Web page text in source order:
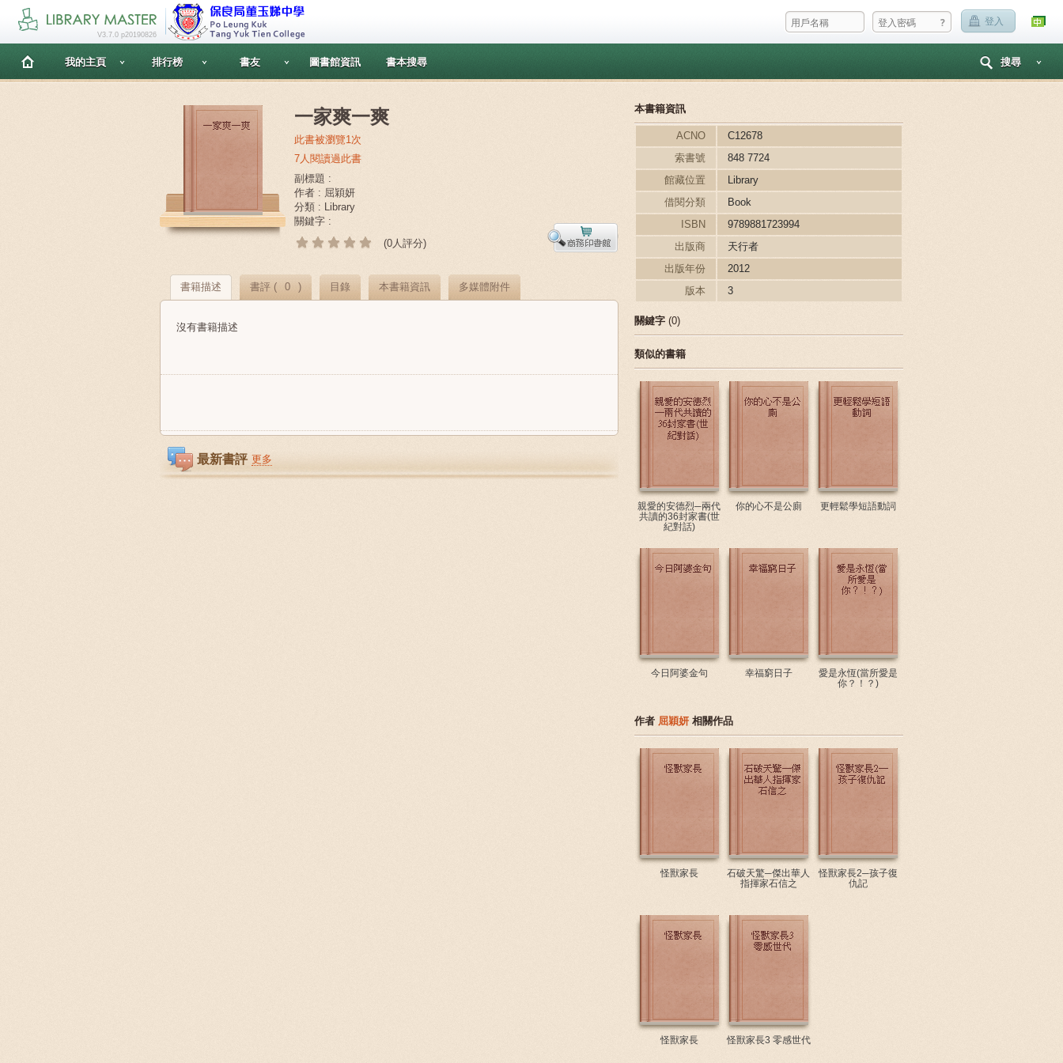
? 登入
V3.7.0 p20190826
我的主頁 排行榜 書友 圖書館資訊 書本搜尋 搜尋
一家爽一爽
此書被瀏覽1次
7人閱讀過此書
副標題 :
作者 : 屈穎妍
分類 : Library
關鍵字 :
(0人評分)
書籍描述 書評 ( 0 ) 目錄 本書籍資訊 多媒體附件
沒有書籍描述
最新書評 更多
本書籍資訊
ACNO
C12678
索書號
848 7724
館藏位置
Library
借閱分類
Book
ISBN
9789881723994
出版商
天行者
出版年份
2012
版本
3
關鍵字 (0)
類似的書籍
親愛的安德烈─兩代
共讀的36封家書(世
紀對話)
你的心不是公廁 更輕鬆學短語動詞
今日阿婆金句 幸福窮日子
愛是永恆(當所愛是
你？！？)
作者 屈穎妍 相關作品
怪獸家長
石破天驚─傑出華人
指揮家石信之
怪獸家長2─孩子復
仇記
怪獸家長 怪獸家長3 零感世代